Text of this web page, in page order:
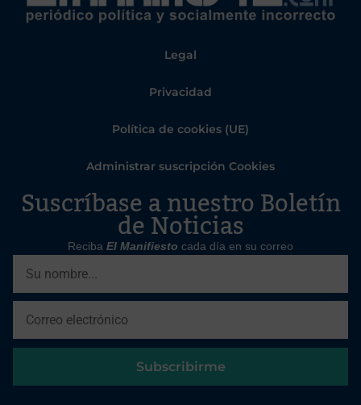
Legal
Privacidad
Política de cookies (UE)
Administrar suscripción Cookies
Suscríbase a nuestro Boletín
de Noticias
Reciba El Manifiesto cada día en su correo
Subscribirme